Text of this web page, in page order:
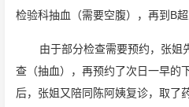
检验科抽血（需要空腹），再到B超
由于部分检查需要预约，张姐
查（抽血），再预约了次日一早的
后，张姐又陪同陈阿姨复诊，取了